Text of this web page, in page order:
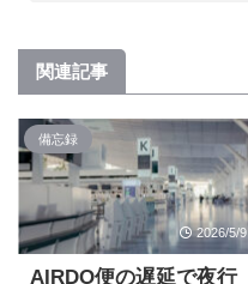
関連記事
備忘録
2026/5/9
AIRDO便の遅延で夜行